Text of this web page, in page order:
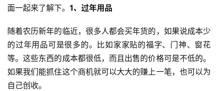
面一起来了解下。 1、过年用品
随着农历新年的临近，很多人都会买年货的，如果说成本少
的过年用品可是很多的。比如家家贴的福字、门神、窗花
等。这些东西的成本都很低，而且出售的价格可是不低的。
如果我们能抓住这个商机就可以大大的赚上一笔，也可以为
自己创收。